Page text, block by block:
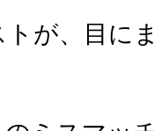
が、目に